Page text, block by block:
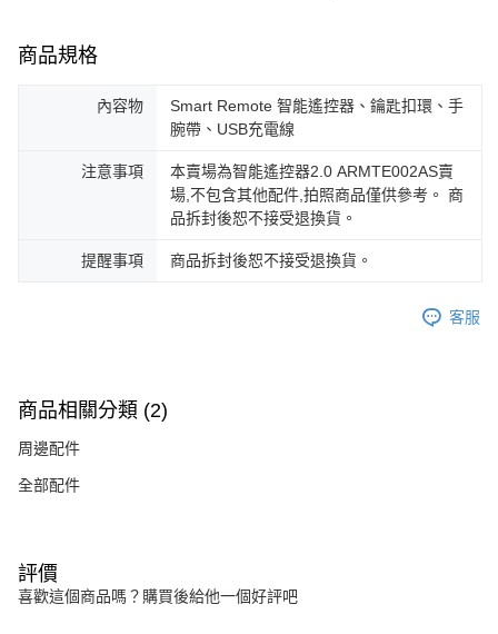
商品規格
內容物
Smart Remote 智能遙控器、鑰匙扣環、手
腕帶、USB充電線
注意事項
本賣場為智能遙控器2.0 ARMTE002AS賣
場,不包含其他配件,拍照商品僅供參考。 商
品拆封後恕不接受退換貨。
提醒事項 商品拆封後恕不接受退換貨。
客服
商品相關分類 (2)
周邊配件
全部配件
評價
喜歡這個商品嗎？購買後給他一個好評吧